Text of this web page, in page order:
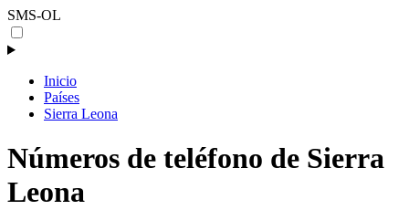
SMS-OL
Inicio
Países
Sierra Leona
Números de teléfono de Sierra
Leona